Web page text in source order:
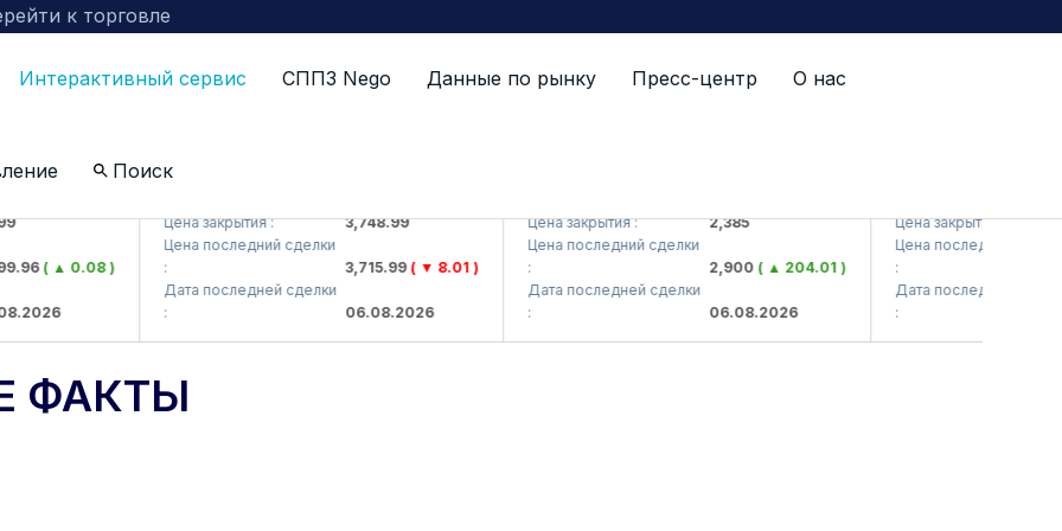
к торговле
Интерактивный сервис СППЗ Nego Данные по рынку Пресс-центр О нас
Поиск
( ▲ 0.08 )
Цена закрытия :
3,748.99
Цена последний сделки
3,715.99( ▼ 8.01 )
Дата последней сделки
06.08.2026
Цена закрытия :
2,385
Цена последний сделки
2,900( ▲ 204.01 )
Дата последней сделки
06.08.2026
Цена закрытия :
Цена последний сделки
Дата последней сделки
ФАКТЫ